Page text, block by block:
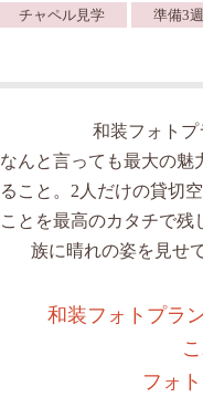
チャペル見学 準備3
和装フォトプ
なんと言っても最大の魅
ること。2人だけの貸切
ことを最高のカタチで
族に晴れの姿を見せ
和装フォトプラ
フォ